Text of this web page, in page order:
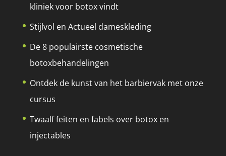
kliniek voor botox vindt
Stijlvol en Actueel dameskleding
De 8 populairste cosmetische
botoxbehandelingen
Ontdek de kunst van het barbiervak met onze
cursus
Twaalf feiten en fabels over botox en
injectables